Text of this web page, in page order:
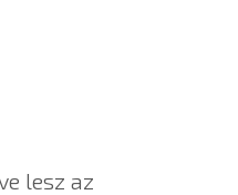
lesz az